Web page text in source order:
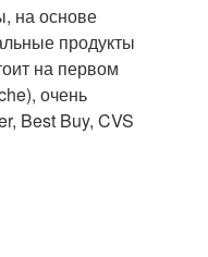
на основе
продукты
на первом
очень
Best Buy, CVS